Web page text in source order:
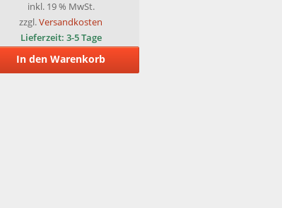
inkl. 19 % MwSt.
zzgl.Versandkosten
Lieferzeit: 3-5 Tage
In den Warenkorb